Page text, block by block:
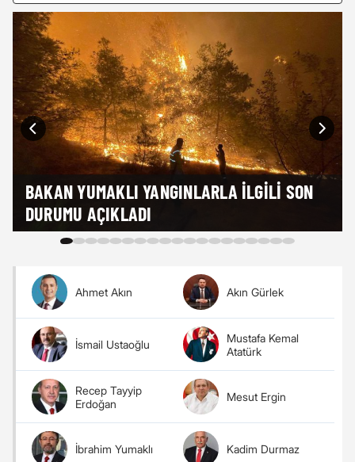
BAKAN YUMAKLI YANGINLARLA ILGILI SON
DURUMU AÇIKLADI
Ahmet Akın
İsmail Ustaoğlu
Recep Tayyip
Erdoğan
İbrahim Yumaklı
Akın Gürlek
Mustafa Kemal
Atatürk
Mesut Ergin
Kadim Durmaz